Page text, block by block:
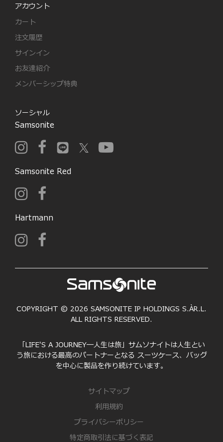
アカウント
カート
注文履歴
サインイン
お友達紹介
メンバーシップ特典
ソーシャル
Samsonite
Samsonite Red
Hartmann
COPYRIGHT © 2026 SAMSONITE IP HOLDINGS S.ÀR.L.
ALL RIGHTS RESERVED.
「LIFE'S A JOURNEY―人生は旅」サムソナイトは人生とい
う旅における最高のパートナーとなる スーツケース、バッグ
を中心に製品を作り続けています。
サイトマップ
利用規約
プライバシーポリシー
特定商取引法に基づく表記